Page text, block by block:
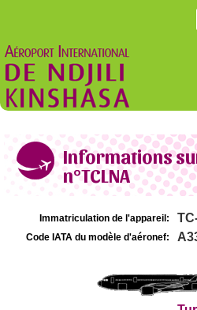
Informations
n°TCLNA
Immatriculation de l'appareil:
Code IATA du modèle d'aéronef: